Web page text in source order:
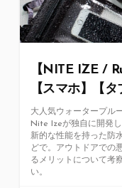
【NITE IZE /
【スマホ】【
大人気ウォータープル
Nite Izeが独自に開発
新的な性能を持った防
どで。アウトドアでの
るメリットについて考
い。